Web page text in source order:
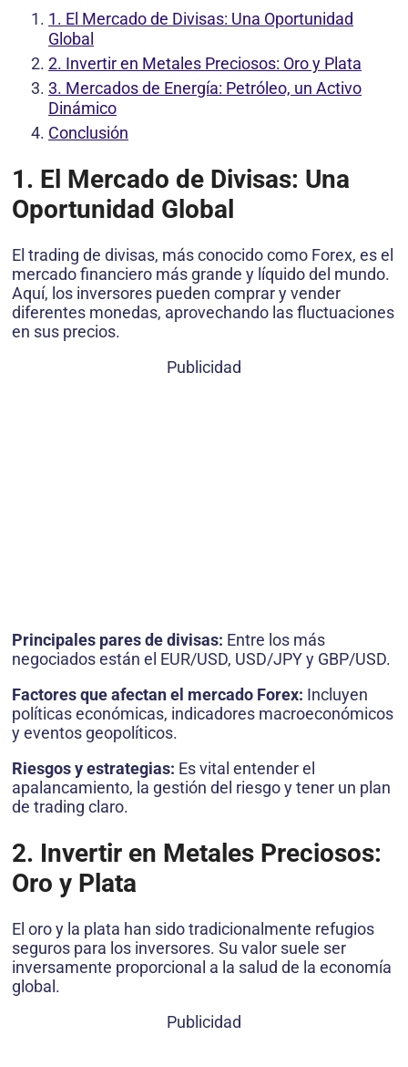
1. El Mercado de Divisas: Una Oportunidad
Global
2. Invertir en Metales Preciosos: Oro y Plata
3. Mercados de Energía: Petróleo, un Activo
Dinámico
Conclusión
1. El Mercado de Divisas: Una
Oportunidad Global
El trading de divisas, más conocido como Forex, es el
mercado financiero más grande y líquido del mundo.
Aquí, los inversores pueden comprar y vender
diferentes monedas, aprovechando las fluctuaciones
en sus precios.
Publicidad
Principales pares de divisas: Entre los más
negociados están el EUR/USD, USD/JPY y GBP/USD.
Factores que afectan el mercado Forex: Incluyen
políticas económicas, indicadores macroeconómicos
y eventos geopolíticos.
Riesgos y estrategias: Es vital entender el
apalancamiento, la gestión del riesgo y tener un plan
de trading claro.
2. Invertir en Metales Preciosos:
Oro y Plata
El oro y la plata han sido tradicionalmente refugios
seguros para los inversores. Su valor suele ser
inversamente proporcional a la salud de la economía
global.
Publicidad